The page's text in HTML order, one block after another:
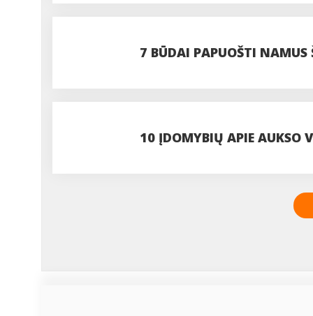
7 BŪDAI PAPUOŠTI NAMUS
10 ĮDOMYBIŲ APIE AUKSO